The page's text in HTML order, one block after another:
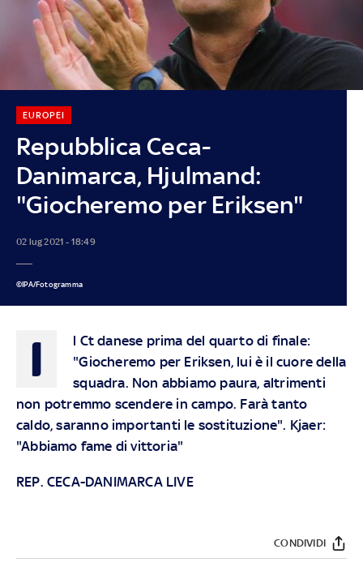
Repubblica Ceca-
Danimarca, Hjulmand:
"Giocheremo per Eriksen"
EUROPEI
02 lug 2021 - 18:49
©IPA/Fotogramma
I
l Ct danese prima del quarto di finale:
"Giocheremo per Eriksen, lui è il cuore della
squadra. Non abbiamo paura, altrimenti
non potremmo scendere in campo. Farà tanto
caldo, saranno importanti le sostituzione". Kjaer:
"Abbiamo fame di vittoria"
REP. CECA-DANIMARCA LIVE
CONDIVIDI